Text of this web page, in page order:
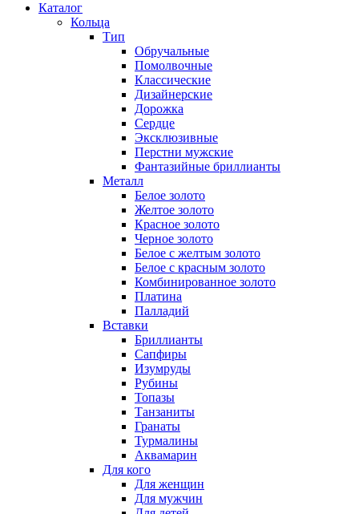
Каталог
Кольца
Тип
Обручальные
Помолвочные
Классические
Дизайнерские
Дорожка
Сердце
Эксклюзивные
Перстни мужские
Фантазийные бриллианты
Металл
Белое золото
Желтое золото
Красное золото
Черное золото
Белое с желтым золото
Белое с красным золото
Комбинированное золото
Платина
Палладий
Вставки
Бриллианты
Сапфиры
Изумруды
Рубины
Топазы
Танзаниты
Гранаты
Турмалины
Аквамарин
Для кого
Для женщин
Для мужчин